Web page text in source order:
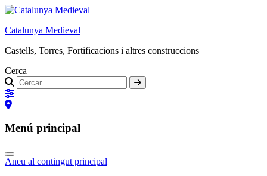
Catalunya Medieval
Castells, Torres, Fortificacions i altres construccions
Cerca
Menú principal
Aneu al contingut principal